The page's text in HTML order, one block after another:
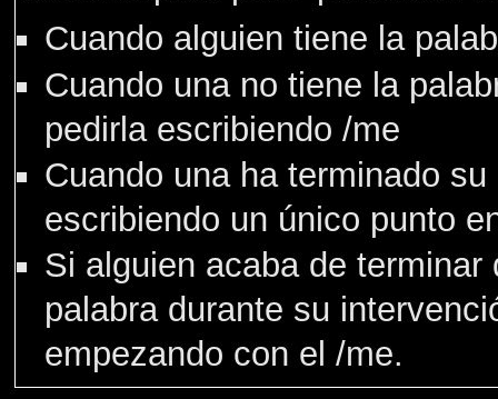
Cuando alguien tiene la
Cuando una no tiene la
pedirla escribiendo /me
Cuando una ha terminado
escribiendo un único punto
Si alguien acaba de
palabra durante su
empezando con el /me.